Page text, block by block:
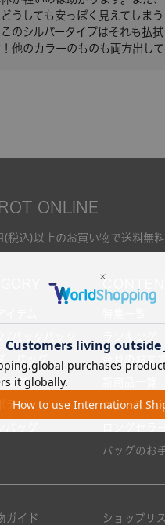
うしても安っぽく見えてしま
このシルバータイプはそれも払
他のカラーのものも両方出して
ONLINE
(税込)以上のお買い物で送料無料
ーバッグ
ッグ
ディ
今月のおす
ニュース・
バッグのお
ガイド ショップリ